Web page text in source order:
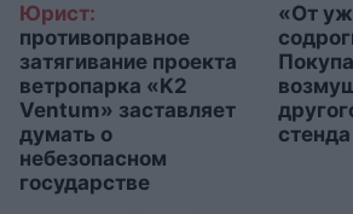
Юрист:
противоправное
затягивание проекта
ветропарка «K2
Ventum» заставляет
думать о
небезопасном
государстве
«От